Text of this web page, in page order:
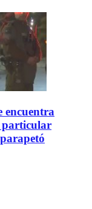
encuentra
particular